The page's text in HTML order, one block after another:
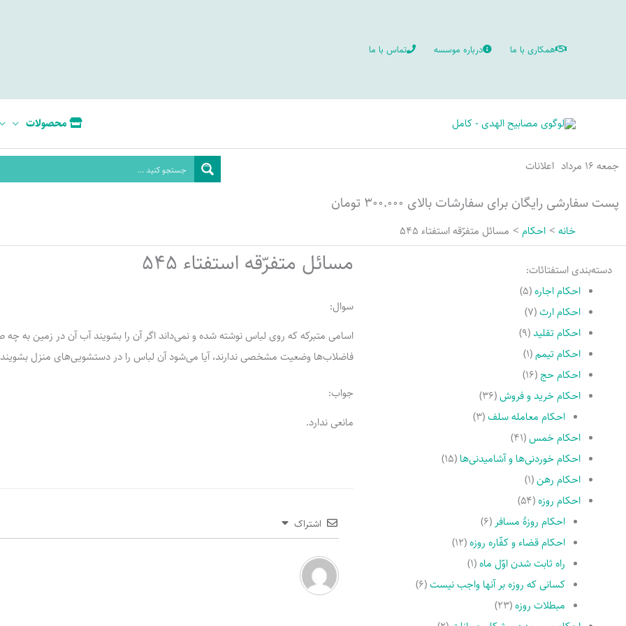
همکاری با ما درباره موسسه تماس با ما
محصولات
جمعه ۱۶ مرداد اعلانات
پست سفارشی رایگان برای سفارشات بالای ۳۰۰.۰۰۰ تومان
خانه احکام مسائل متفرّقه استفتاء 545
دسته‌بندی استفتائات:
احکام اجاره(۵)
احکام ارث(۷)
احکام تقلید(۹)
احکام تیمم(۱)
احکام حج (۱۶)
احکام خرید و فروش(۳۶)
احکام معامله سلف(۳)
احکام خمس(۴۱)
احکام خوردنی‌ها و آشامیدنی‌ها(۱۵)
احکام رهن(۱)
احکام روزه(۵۴)
احکام روزۀ مسافر (۶)
احکام قضاء و کفّاره روزه(۱۲)
راه ثابت شدن اوّل ماه(۱)
کسانى که روزه بر آنها واجب نیست(۶)
مبطلات روزه(۲۳)
مسائل متفرّقه استفتاء 545
سوال:
اسامی متبرکه که روی لباس نوشته شده و نمی‌داند اگر آن را بشویند آب آن در زمین به
فاضلاب‌ها وضعیت مشخصی ندارند، آیا می‌شود آن لباس را در دستشویی‌های منزل
جواب:
مانعی ندارد.
اشتراک